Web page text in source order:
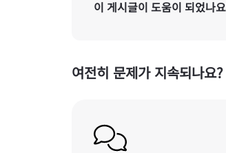
이 게시글이 도움이 되었나
여전히 문제가 지속되나요?